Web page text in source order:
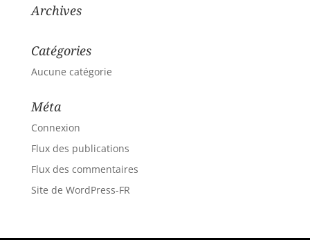
Archives
Catégories
Aucune catégorie
Méta
Connexion
Flux des publications
Flux des commentaires
Site de WordPress-FR